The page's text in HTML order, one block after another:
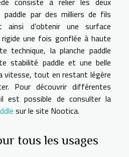
paddle par des milliers de fils
ainsi d’obtenir une surface
une fois gonflée à haute
technique, la planche paddle
stabilité paddle et une belle
vitesse, tout en restant légère
Pour découvrir différentes
est possible de consulter la
sur le site Nootica.
tous les usages